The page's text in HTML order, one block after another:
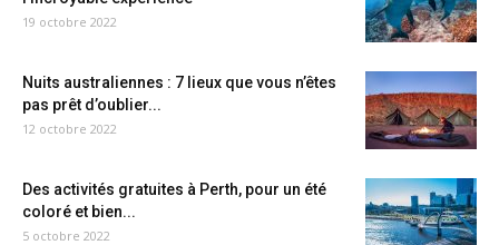
19 octobre 2022
Nuits australiennes : 7 lieux que vous n’êtes
pas prêt d’oublier...
12 octobre 2022
Des activités gratuites à Perth, pour un été
coloré et bien...
5 octobre 2022